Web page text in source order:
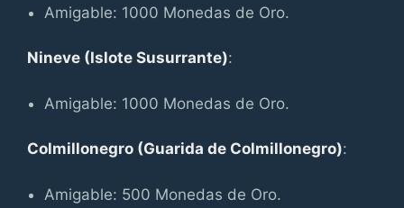
Amigable: 1000 Monedas de Oro.
Nineve (Islote Susurrante):
Amigable: 1000 Monedas de Oro.
Colmillonegro (Guarida de Colmillonegro):
Amigable: 500 Monedas de Oro.